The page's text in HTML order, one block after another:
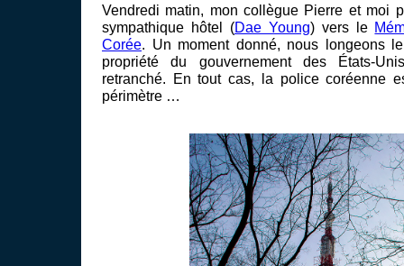
Vendredi matin, mon collègue Pierre et moi
sympathique hôtel (Dae Young) vers le
Corée. Un moment donné, nous longeons le
propriété du gouvernement des États-
retranché. En tout cas, la police coréenne
périmètre …